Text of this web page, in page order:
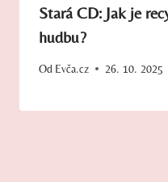
Stará CD: Jak je
hudbu?
Od Evča.cz 26. 10. 2025